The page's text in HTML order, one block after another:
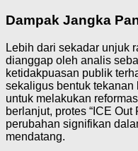
Dampak Jangka
Lebih dari sekadar unjuk
dianggap oleh analis
ketidakpuasan publik
sekaligus bentuk tekanan
untuk melakukan
berlanjut, protes “ICE
perubahan signifikan
mendatang.